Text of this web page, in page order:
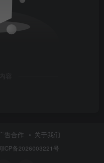
容
告合作 关于我们
ICP备2026003221号